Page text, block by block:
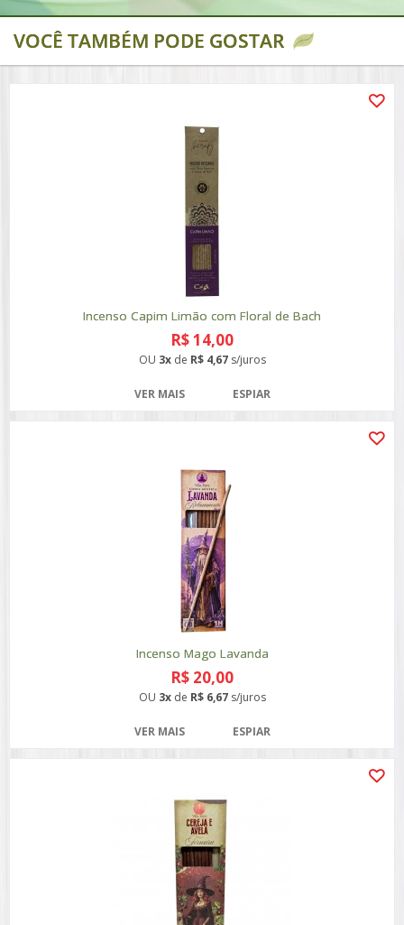
VOCÊ TAMBÉM PODE GOSTAR
Incenso Capim Limão com Floral de Bach
R$ 14,00
OU 3xde R$ 4,67s/juros
VER MAIS ESPIAR
Incenso Mago Lavanda
R$ 20,00
OU 3xde R$ 6,67s/juros
VER MAIS ESPIAR